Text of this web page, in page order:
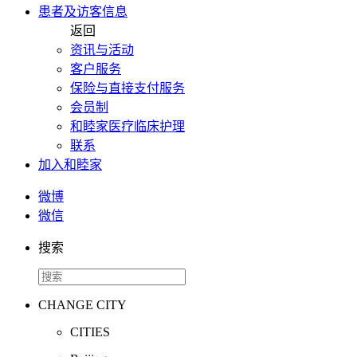
患者及访客信息
返回
资讯与活动
客户服务
保险与直接支付服务
会员制
和睦家医疗临床护理
联系
加入和睦家
微博
微信
搜索
CHANGE CITY
CITIES